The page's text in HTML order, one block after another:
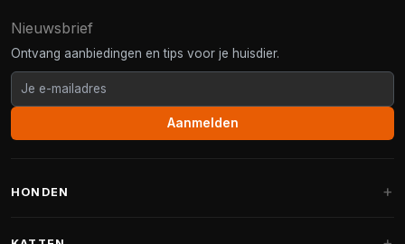
Nieuwsbrief
Ontvang aanbiedingen en tips voor je huisdier.
Aanmelden
HONDEN